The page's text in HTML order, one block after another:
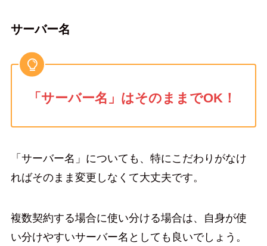
サーバー名
「サーバー名」はそのままでOK！
「サーバー名」についても、特にこだわりがなけ
ればそのまま変更しなくて大丈夫です。
複数契約する場合に使い分ける場合は、自身が使
い分けやすいサーバー名としても良いでしょう。